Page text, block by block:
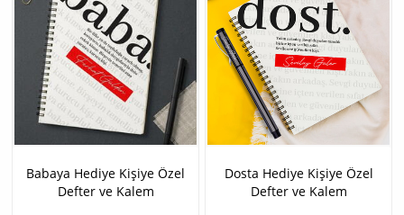
Babaya Hediye Kişiye Özel
Defter ve Kalem
Dosta Hediye Kişiye Özel
Defter ve Kalem